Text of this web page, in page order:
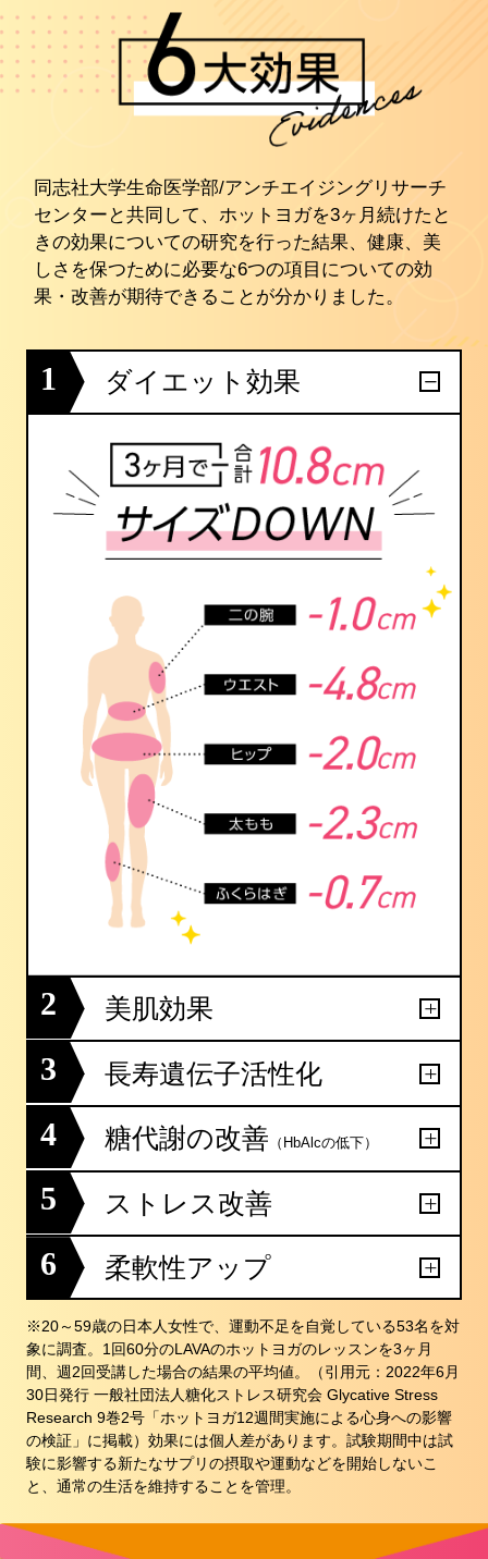
同志社大学生命医学部/アンチエイジングリサーチ
センターと共同して、ホットヨガを3ヶ月続けたと
きの効果についての研究を行った結果、健康、美
しさを保つために必要な6つの項目についての効
果・改善が期待できることが分かりました。
1 ダイエット効果
2 美肌効果
3 長寿遺伝子活性化
4 糖代謝の改善 （HbAlcの低下）
5 ストレス改善
6 柔軟性アップ
※20～59歳の日本人女性で、運動不足を自覚している53名を対
象に調査。1回60分のLAVAのホットヨガのレッスンを3ヶ月
間、週2回受講した場合の結果の平均値。（引用元：2022年6月
30日発行 一般社団法人糖化ストレス研究会 Glycative Stress
Research 9巻2号「ホットヨガ12週間実施による心身への影響
の検証」に掲載）効果には個人差があります。試験期間中は試
験に影響する新たなサプリの摂取や運動などを開始しないこ
と、通常の生活を維持することを管理。